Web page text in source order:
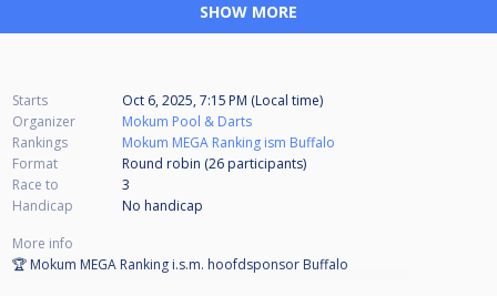
SHOW MORE
Starts
Oct 6, 2025, 7:15 PM (Local time)
Organizer
Mokum Pool & Darts
Rankings
Mokum MEGA Ranking ism Buffalo
Format
Round robin (26 participants)
Race to
3
Handicap
No handicap
More info
🏆 Mokum MEGA Ranking i.s.m. hoofdsponsor Buffalo